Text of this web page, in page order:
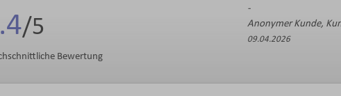
Bewertung
Anonymer Kunde,
09.04.2026